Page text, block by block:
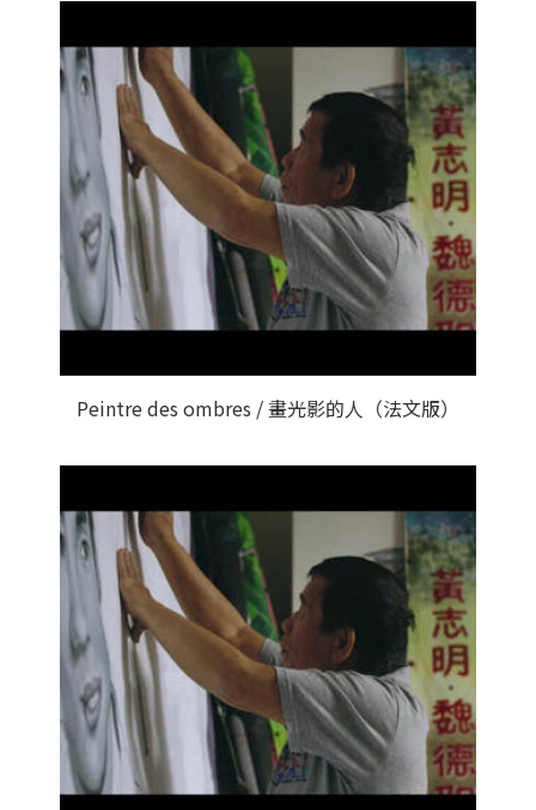
Peintre des ombres / 畫光影的人（法文版）